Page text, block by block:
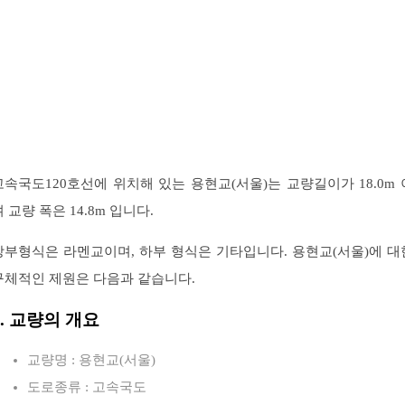
속국도120호선에 위치해 있는 용현교(서울)는 교량길이가 18.0m
교량 폭은 14.8m 입니다.
부형식은 라멘교이며, 하부 형식은 기타입니다. 용현교(서울)에 대
체적인 제원은 다음과 같습니다.
교량의 개요
교량명 : 용현교(서울)
도로종류 : 고속국도